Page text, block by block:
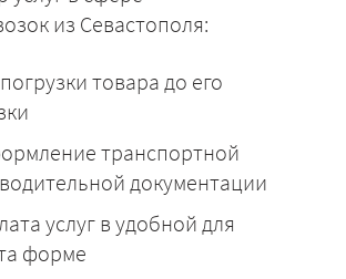
из Севастополя:
товара до его
транспортной
документации
услуг в удобной для
форме